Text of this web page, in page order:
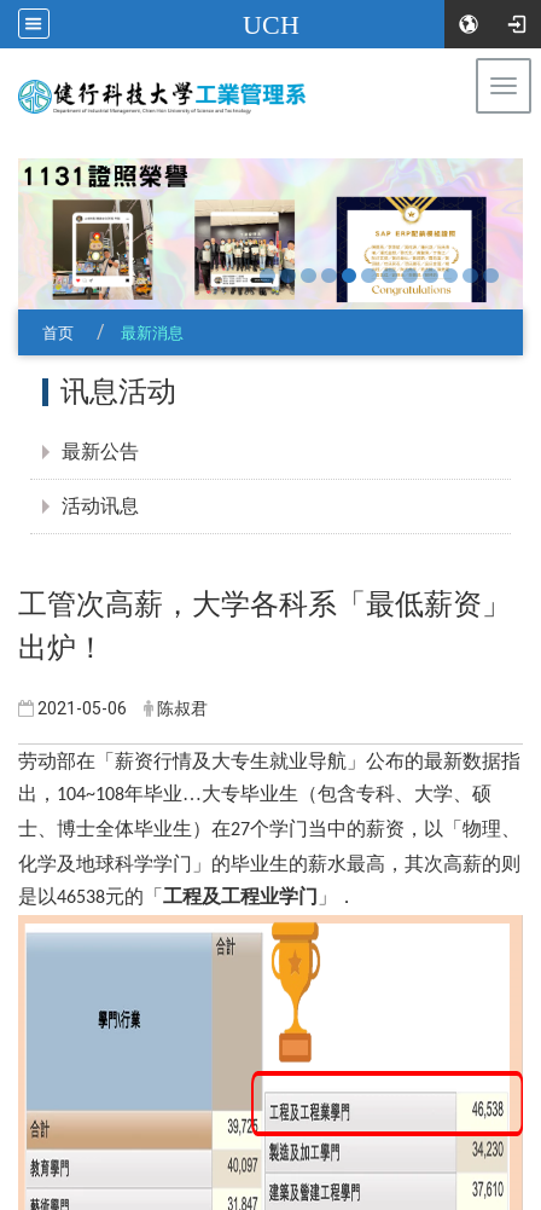
UCH
首页 最新消息
讯息活动
最新公告
活动讯息
工管次高薪，大学各科系「最低薪资」
出炉！
2021-05-06 陈叔君
劳动部在「薪资行情及大专生就业导航」公布的最新数据指
出， 104~108年毕业…大专毕业生（包含专科、大学、硕
士、博士全体毕业生）在27个学门当中的薪资，以「物理、
化学及地球科学学门」的毕业生的薪水最高，其次高薪的则
是以46538元的「 工程及工程业学门 」．